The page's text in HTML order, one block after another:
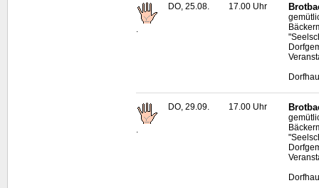
.
DO, 25.08. 17.00 Uhr
DO, 29.09. 17.00 Uhr